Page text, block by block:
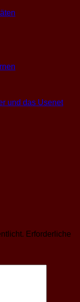
und das Usenet
Erforderliche